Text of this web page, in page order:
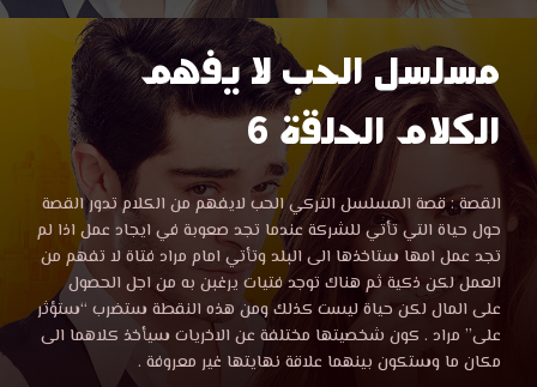
مسلسل
الحب
لا
يفهم
الكلام
الحلقة
مسلسل الحب لا يفهم
الكلام الحلقة 6
مشاهدة
مسلسل
الحب
لا
يفهم
الكلام
الحلقة
القصة : قصة المسلسل التركي الحب لايفهم من الكلام تدور القصة
حول حياة التي تأتي للشركة عندما تجد صعوبة في ايجاد عمل اذا لم
تجد عمل امها ستاخذها الى البلد وتأتي امام مراد فتاة لا تفهم من
العمل لكن ذكية ثم هناك توجد فتيات يرغبن به من اجل الحصول
على المال لكن حياة ليست كذلك ومن هذه النقطة ستضرب “ستؤثر
على” مراد . كون شخصيتها مختلفة عن الاخريات سيأخذ كلاهما الى
مكان ما وستكون بينهما علاقة نهايتها غير معروفة .